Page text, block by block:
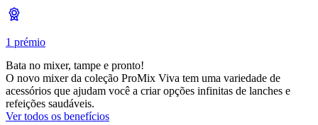
1 prémio
Bata no mixer, tampe e pronto!
O novo mixer da coleção ProMix Viva tem uma variedade de
acessórios que ajudam você a criar opções infinitas de lanches e
refeições saudáveis.
Ver todos os benefícios